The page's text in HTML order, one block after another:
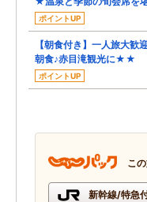
ポイントUP
【朝食付き】一人旅大歓
朝食♪赤目滝観光に★★
ポイントUP
こ
新幹線/特急